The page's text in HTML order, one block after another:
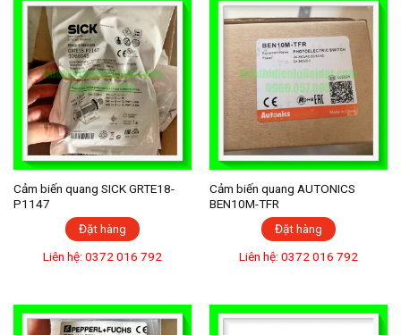
Cảm biến quang SICK GRTE18-
P1147
Đặt hàng
Liên hệ: 0372 016 792
Cảm biến quang AUTONICS
BEN10M-TFR
Đặt hàng
Liên hệ: 0372 016 792